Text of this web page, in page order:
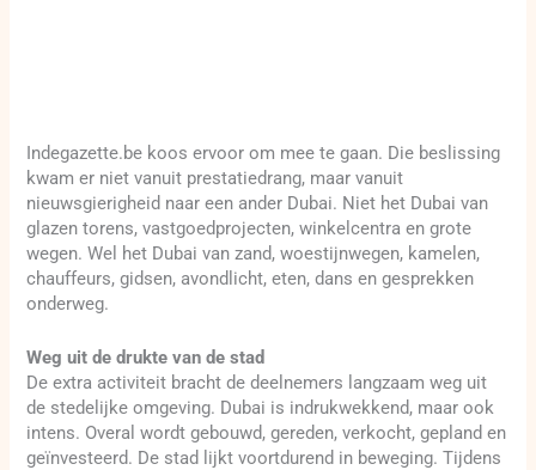
Indegazette.be koos ervoor om mee te gaan. Die beslissing
kwam er niet vanuit prestatiedrang, maar vanuit
nieuwsgierigheid naar een ander Dubai. Niet het Dubai van
glazen torens, vastgoedprojecten, winkelcentra en grote
wegen. Wel het Dubai van zand, woestijnwegen, kamelen,
chauffeurs, gidsen, avondlicht, eten, dans en gesprekken
onderweg.
Weg uit de drukte van de stad
De extra activiteit bracht de deelnemers langzaam weg uit
de stedelijke omgeving. Dubai is indrukwekkend, maar ook
intens. Overal wordt gebouwd, gereden, verkocht, gepland en
geïnvesteerd. De stad lijkt voortdurend in beweging. Tijdens